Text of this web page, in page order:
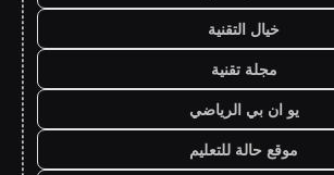
خيال التقنية
مجلة تقنية
يو ان بي الرياضي
موقع حالة للتعليم